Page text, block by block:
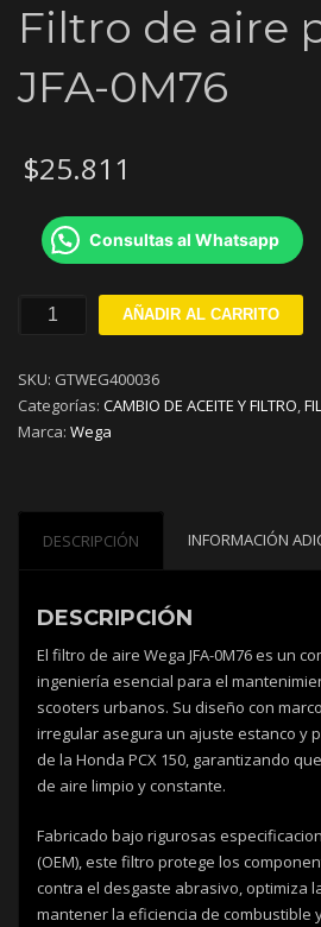
Filtro de aire
JFA-0M76
$25.811
Consultas al Whatsapp
Filtro
panel
JFA-
0M76
AÑADIR AL CARRITO
SKU: GTWEG400036
Categorías: CAMBIO DE ACEITE Y FILTRO,
Marca: Wega
DESCRIPCIÓN INFORMACIÓN
DESCRIPCIÓN
El filtro de aire Wega JFA-0M76 es un
ingeniería esencial para el
scooters urbanos. Su diseño con
irregular asegura un ajuste estanco y
de la Honda PCX 150, garantizando
de aire limpio y constante.
Fabricado bajo rigurosas
(OEM), este filtro protege los
contra el desgaste abrasivo, optimiza
mantener la eficiencia de combustible